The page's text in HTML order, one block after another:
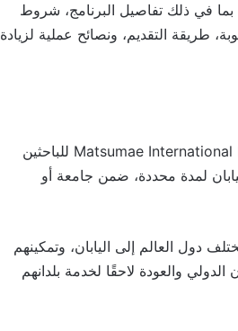
المقال ستجد دليلًا شاملًا حول زمالة ماتسوماي الدولية 2027، بما في ذلك تفاصيل البرنامج، شروط
طريقة التقديم، ونصائح عملية لزيادة
زمالة ماتسوماي الدولية هي برنامج بحثي تقدمه مؤسسة Matsumae International Foundation للباحثين
لمدة محددة، ضمن جامعة أو
دول العالم إلى اليابان، وتمكينهم
الدولي والعودة لاحقًا لخدمة بلدانهم